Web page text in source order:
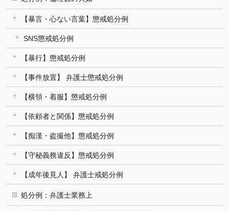
【暴言・心ない言葉】懲戒処分例
SNS懲戒処分例
【暴行】懲戒処分例
【事件放置】 弁護士懲戒処分例
【横領・着服】懲戒処分例
【依頼者と関係】懲戒処分例
【痴漢・盗撮他】懲戒処分例
【守秘義務違反】懲戒処分例
【成年後見人】 弁護士戒処分例
処分例：弁護士業務上